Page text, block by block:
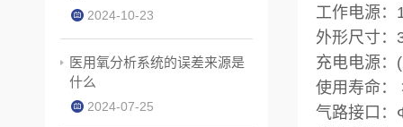
工作电源：
外形尺寸：
充电电源：
使用寿命：
气路接口：
2024-10-23
医用氧分析系统的误差来源是
什么
2024-07-25